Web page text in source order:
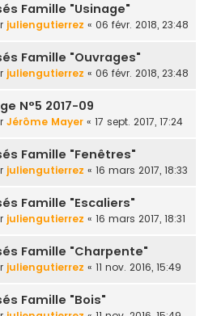
Famille "Usinage"
juliengutierrez « 06 févr. 2018, 23:48
Famille "Ouvrages"
juliengutierrez « 06 févr. 2018, 23:48
N°5 2017-09
Jérôme Mayer « 17 sept. 2017, 17:24
Famille "Fenêtres"
juliengutierrez « 16 mars 2017, 18:33
Famille "Escaliers"
juliengutierrez « 16 mars 2017, 18:31
Famille "Charpente"
juliengutierrez « 11 nov. 2016, 15:49
Famille "Bois"